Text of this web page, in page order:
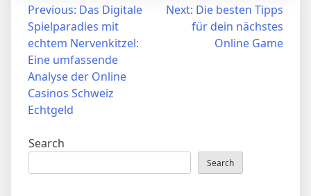
Post
navigation
Previous: Das Digitale
Spielparadies mit
echtem Nervenkitzel:
Eine umfassende
Analyse der Online
Casinos Schweiz
Echtgeld
Next: Die besten Tipps
für dein nächstes
Online Game
Search
Search